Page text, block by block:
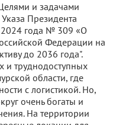
и задачами
Президента
2024 года № 309 «О
Федерации на
до 2036 года".
и труднодоступных
области, где
с логистикой. Но,
очень богаты и
На территории